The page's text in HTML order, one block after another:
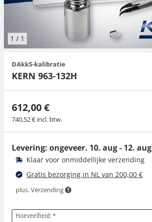
1 / 1
DAkkS-kalibratie
KERN 963-132H
612,00 €
740,52 € incl. btw.
Levering: ongeveer. 10. aug - 12. aug
Klaar voor onmiddellijke verzending
Gratis bezorging in NL van 200,00 €
plus. Verzending
Hoeveelheid:
Hangende weegschalen
Kraanweegschalen
Spannings- en compressiebelastingcellen
Trekapparaten
Externe verlichting
Toepassingen voor experts
Universele toepassingen
Kleurmeting